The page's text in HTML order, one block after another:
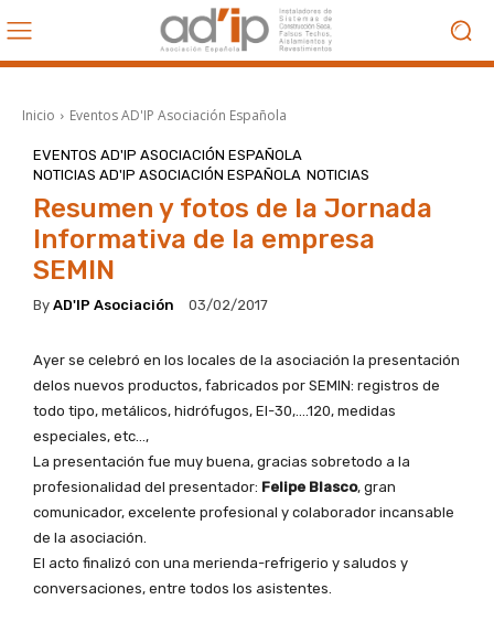
Inicio Eventos AD'IP Asociación Española
EVENTOS AD'IP ASOCIACIÓN ESPAÑOLA
NOTICIAS AD'IP ASOCIACIÓN ESPAÑOLA NOTICIAS
Resumen y fotos de la Jornada
Informativa de la empresa
SEMIN
By AD'IP Asociación 03/02/2017
Ayer se celebró en los locales de la asociación la presentación
delos nuevos productos, fabricados por SEMIN: registros de
todo tipo, metálicos, hidrófugos, EI-30,….120, medidas
especiales, etc…,
La presentación fue muy buena, gracias sobretodo a la
profesionalidad del presentador: Felipe Blasco, gran
comunicador, excelente profesional y colaborador incansable
de la asociación.
El acto finalizó con una merienda-refrigerio y saludos y
conversaciones, entre todos los asistentes.